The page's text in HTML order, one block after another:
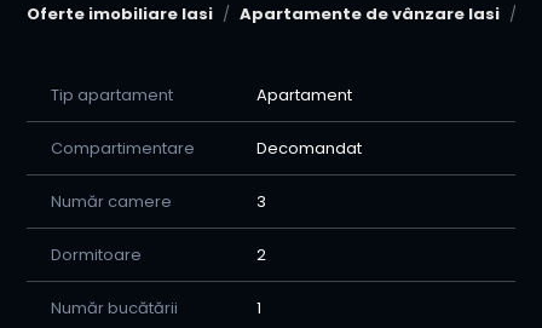
Oferte imobiliare Iasi Apartamente de vânzare Iasi
- Suprafață: 71mp (64 utili)
-3 camere
-2 băi
-Vedere dublă
-Balcon închis PVC
Tip apartament Apartament
Compartimentare Decomandat
Număr camere 3
Dormitoare 2
Număr bucătării 1